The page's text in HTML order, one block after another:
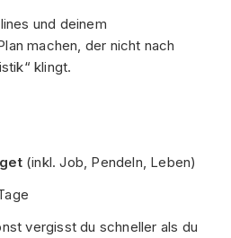
und deinem
machen, der nicht nach
klingt.
(inkl. Job, Pendeln, Leben)
vergisst du schneller als du